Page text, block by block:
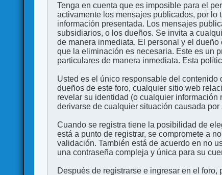
Tenga en cuenta que es imposible para el
activamente los mensajes publicados, por
información presentada. Los mensajes
subsidiarios, o los dueños. Se invita a
de manera inmediata. El personal y el
que la eliminación es necesaria. Este es un
particulares de manera inmediata. Esta
Usted es el único responsable del
dueños de este foro, cualquier sitio web
revelar su identidad (o cualquier
derivarse de cualquier situación causada por
Cuando se registra tiene la posibilidad de
está a punto de registrar, se compromete a
validación. También está de acuerdo en no
una contraseña compleja y única para su
Después de registrarse e ingresar en el